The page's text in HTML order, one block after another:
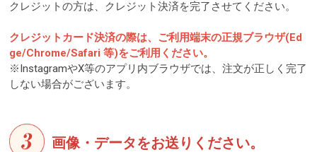
クレジットの方は、クレジット決済を完了させてください。
クレジットカード決済の際は、ご利用端末の正規ブラウザ(Ed
ge/Chrome/Safari 等)をご利用ください。
※InstagramやX等のアプリ内ブラウザでは、注文が正しく完了
しない場合がございます。
画像・データをお送りください。